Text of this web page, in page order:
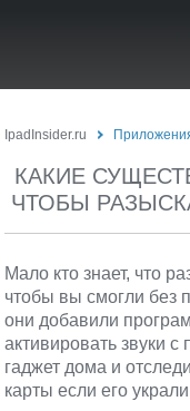
IpadInsider.ru
КАКИЕ
ЧТОБЫ
Мало кто знает, что
чтобы вы смогли без
они добавили
активировать звуки
гаджет дома и
карты если его